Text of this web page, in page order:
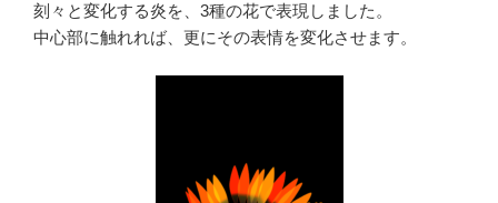
刻々と変化する炎を、3種の花で表現しました。
中心部に触れれば、更にその表情を変化させます。